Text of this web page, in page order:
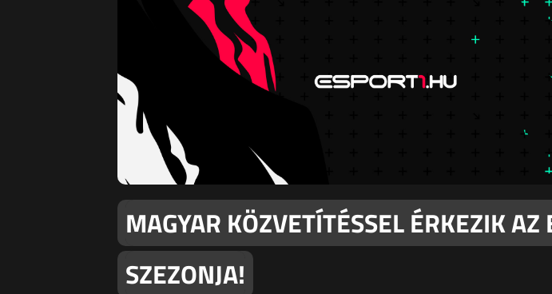
MAGYAR KÖZVETÍTÉSSEL ÉRKEZIK AZ
SZEZONJA!